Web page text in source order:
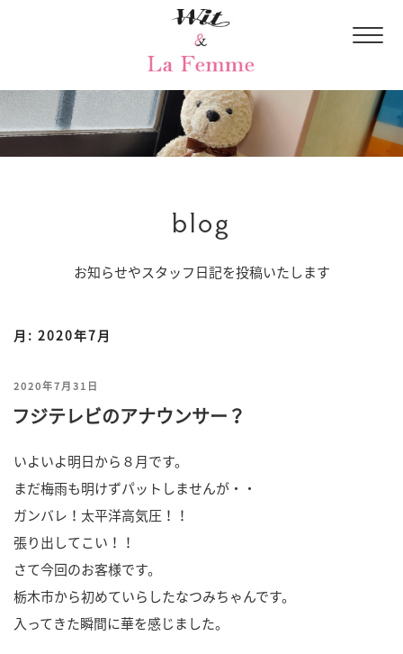
blog
お知らせやスタッフ日記を投稿いたします
月: 2020年7月
投
稿
2020年7月31日
フジテレビのアナウンサー？
いよいよ明日から８月です。
まだ梅雨も明けずパットしませんが・・
ガンバレ！太平洋高気圧！！
張り出してこい！！
さて今回のお客様です。
栃木市から初めていらしたなつみちゃんです。
入ってきた瞬間に華を感じました。